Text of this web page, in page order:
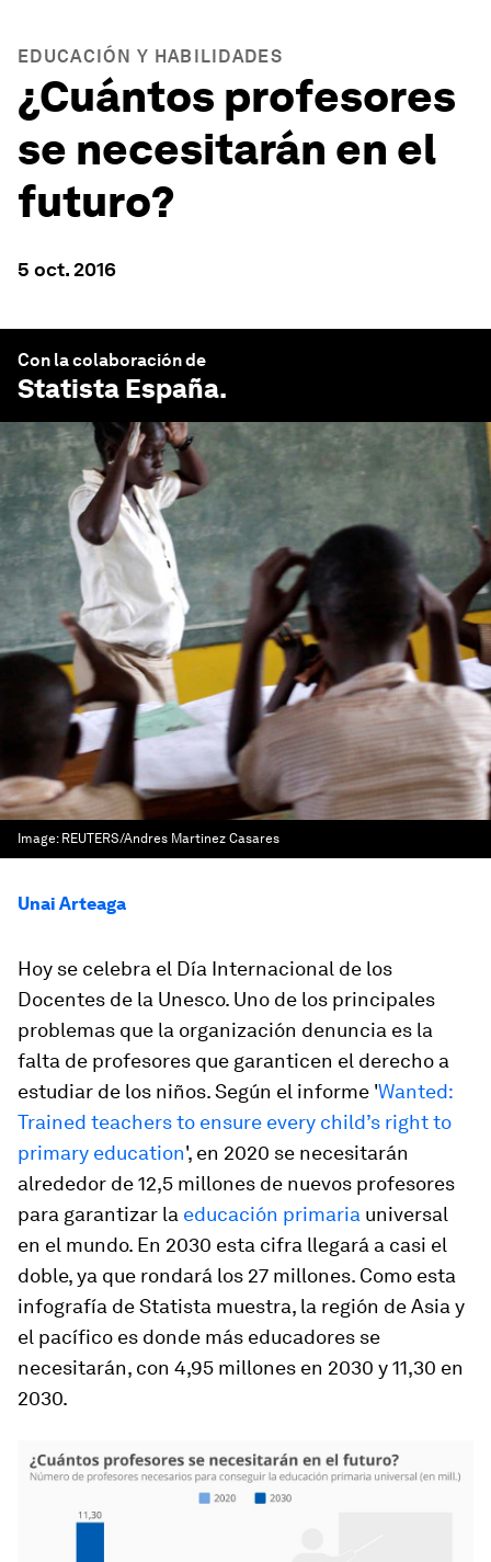
EDUCACIÓN Y HABILIDADES
¿Cuántos profesores
se necesitarán en el
futuro?
5 oct. 2016
Con la colaboración de
Statista España.
Image: REUTERS/Andres Martinez Casares
Unai Arteaga
Hoy se celebra el Día Internacional de los
Docentes de la Unesco. Uno de los principales
problemas que la organización denuncia es la
falta de profesores que garanticen el derecho a
estudiar de los niños. Según el informe 'Wanted:
Trained teachers to ensure every child’s right to
primary education', en 2020 se necesitarán
alrededor de 12,5 millones de nuevos profesores
para garantizar la educación primaria universal
en el mundo. En 2030 esta cifra llegará a casi el
doble, ya que rondará los 27 millones. Como esta
infografía de Statista muestra, la región de Asia y
el pacífico es donde más educadores se
necesitarán, con 4,95 millones en 2030 y 11,30 en
2030.